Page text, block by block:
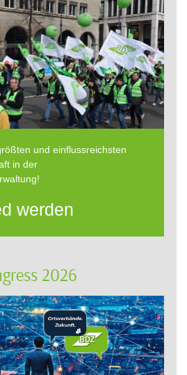
und einflussreichsten
in der
werden
2026